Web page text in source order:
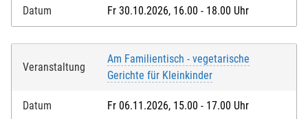
Datum Fr 30.10.2026, 16.00 - 18.00 Uhr
Veranstaltung
Am Familientisch - vegetarische
Gerichte für Kleinkinder
Datum Fr 06.11.2026, 15.00 - 17.00 Uhr